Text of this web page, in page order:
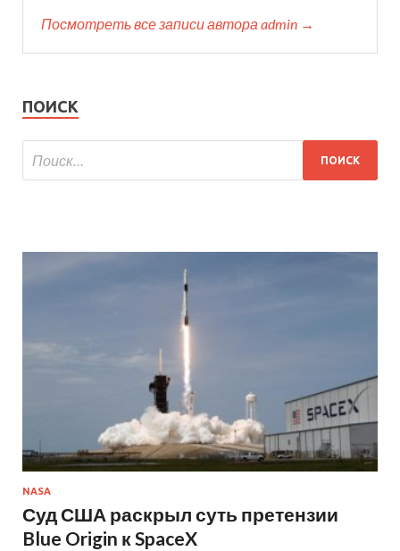
Посмотреть все записи автора admin →
ПОИСК
NASA
Суд США раскрыл суть претензии
Blue Origin к SpaceX